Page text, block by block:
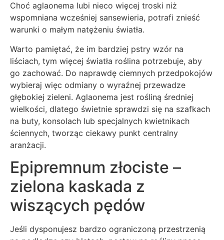
Choć aglaonema lubi nieco więcej troski niż
wspomniana wcześniej sansewieria, potrafi znieść
warunki o małym natężeniu światła.
Warto pamiętać, że im bardziej pstry wzór na
liściach, tym więcej światła roślina potrzebuje, aby
go zachować. Do naprawdę ciemnych przedpokojów
wybieraj więc odmiany o wyraźnej przewadze
głębokiej zieleni. Aglaonema jest rośliną średniej
wielkości, dlatego świetnie sprawdzi się na szafkach
na buty, konsolach lub specjalnych kwietnikach
ściennych, tworząc ciekawy punkt centralny
aranżacji.
Epipremnum złociste –
zielona kaskada z
wiszących pędów
Jeśli dysponujesz bardzo ograniczoną przestrzenią